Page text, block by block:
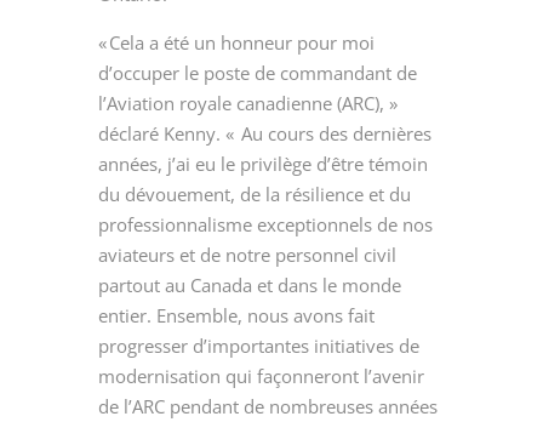
« Cela a été un honneur pour moi
d’occuper le poste de commandant de
l’Aviation royale canadienne (ARC), »
déclaré Kenny. « Au cours des dernières
années, j’ai eu le privilège d’être témoin
du dévouement, de la résilience et du
professionnalisme exceptionnels de nos
aviateurs et de notre personnel civil
partout au Canada et dans le monde
entier. Ensemble, nous avons fait
progresser d’importantes initiatives de
modernisation qui façonneront l’avenir
de l’ARC pendant de nombreuses années